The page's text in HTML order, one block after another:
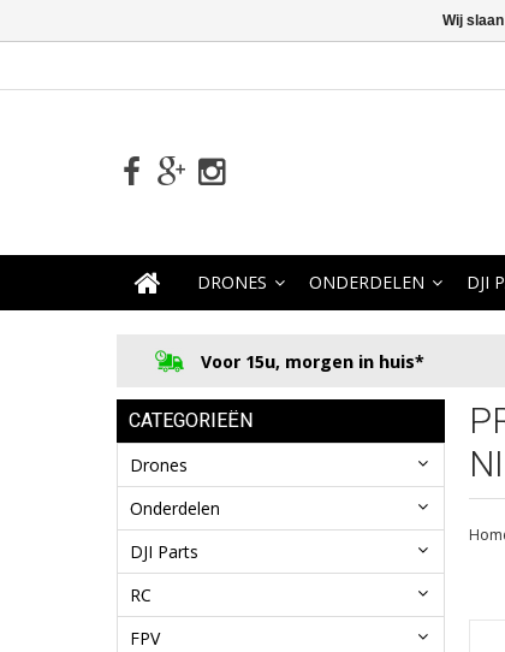
DRONES ONDERDELEN DJI
Voor 15u, morgen in huis*
CATEGORIEËN
Drones
Onderdelen
DJI Parts
RC
FPV
Wij